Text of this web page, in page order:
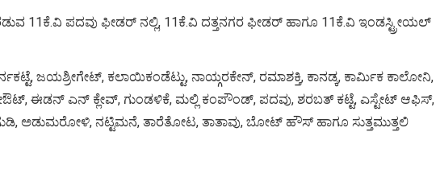
11ಕೆ.ವಿ ಪದವು ಫೀಡರ್ ನಲ್ಲಿ, 11ಕೆ.ವಿ ದತ್ತನಗರ ಫೀಡರ್ ಹಾಗೂ 11ಕೆ.ವಿ ಇಂಡಸ್ಟ್ರೀಯಲ್
ಜಯಶ್ರೀಗೇಟ್, ಕಲಾಯಿಕಂಡೆಟ್ಟು, ನಾಯ್ಗರಕೇನ್, ರಮಾಶಕ್ತಿ, ಕಾನಡ್ಕ, ಕಾರ್ಮಿಕ ಕಾಲೋನಿ,
ಈಡನ್ ಎನ್ ಕ್ಲೇವ್, ಗುಂಡಳಿಕೆ, ಮಲ್ಲಿ ಕಂಪೌಂಡ್, ಪದವು, ಶರಬತ್ ಕಟ್ಟೆ, ಎಸ್ಟೇಟ್ ಆಫಿಸ್,
ಅಡುಮರೋಳಿ, ನಟ್ಟಿಮನೆ, ತಾರೆತೋಟ, ತಾತಾವು, ಬೋಟ್ ಹೌಸ್ ಹಾಗೂ ಸುತ್ತಮುತ್ತಲಿ